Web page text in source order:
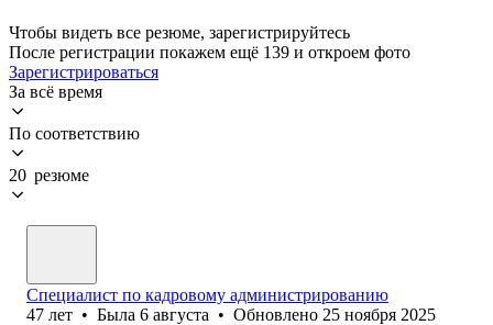
Чтобы видеть все резюме, зарегистрируйтесь
После регистрации покажем ещё 139 и откроем фото
Зарегистрироваться
За всё время
По соответствию
20 резюме
Специалист по кадровому администрированию
47 лет • Была 6 августа • Обновлено 25 ноября 2025